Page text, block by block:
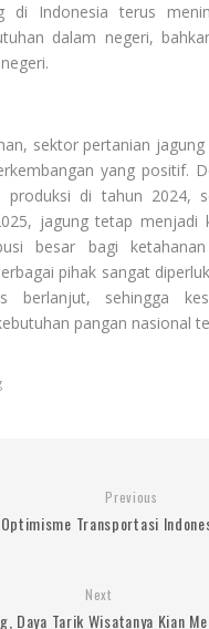
di Indonesia terus
dalam negeri,
sektor pertanian
yang positif.
produksi di tahun 2024,
jagung tetap menjadi
besar bagi
pihak sangat
berlanjut, sehingga
pangan nasional
Previous
Optimisme Transportasi
Next
Daya Tarik Wisatanya Kian